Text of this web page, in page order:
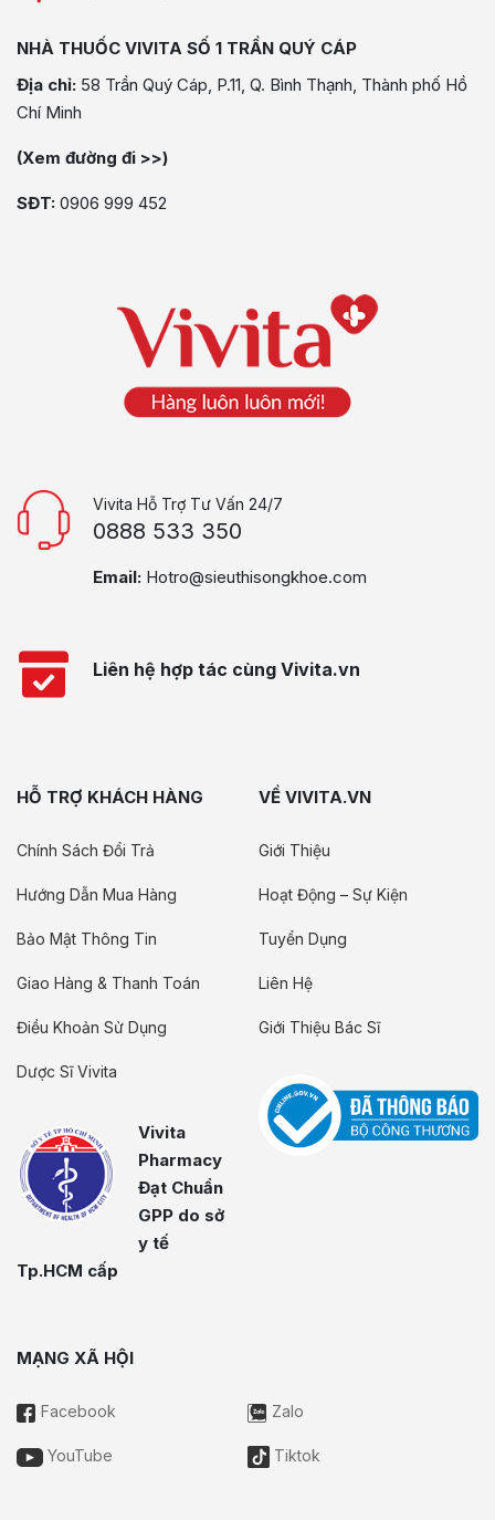
NHÀ THUỐC VIVITA SỐ 1 TRẦN QUÝ CÁP
Địa chỉ: 58 Trần Quý Cáp, P.11, Q. Bình Thạnh, Thành phố Hồ
Chí Minh
(Xem đường đi >>)
SĐT: 0906 999 452
Vivita Hỗ Trợ Tư Vấn 24/7
0888 533 350
Email: Hotro@sieuthisongkhoe.com
Liên hệ hợp tác cùng Vivita.vn
HỖ TRỢ KHÁCH HÀNG
Chính Sách Đổi Trả
Hướng Dẫn Mua Hàng
Bảo Mật Thông Tin
Giao Hàng & Thanh Toán
Điều Khoản Sử Dụng
Dược Sĩ Vivita
Vivita
Pharmacy
Đạt Chuẩn
GPP do sở
y tế
Tp.HCM cấp
VỀ VIVITA.VN
Giới Thiệu
Hoạt Động – Sự Kiện
Tuyển Dụng
Liên Hệ
Giới Thiệu Bác Sĩ
MẠNG XÃ HỘI
Facebook Zalo
YouTube Tiktok